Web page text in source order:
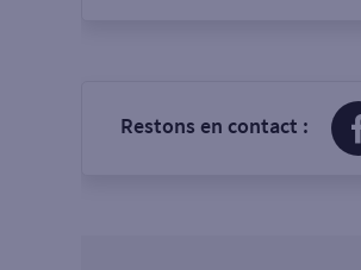
Restons en contact :